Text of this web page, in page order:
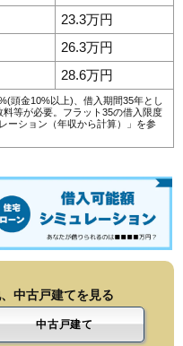
23.3万円
26.3万円
28.6万円
頭金10%以上)、借入期間35年とし
等が必要。フラット35の借入限度
ーション（年収から計算）
」を参
中古戸建てを見る
中古戸建て